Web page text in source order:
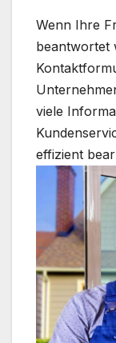
Wenn Ihre
beantwortet
viele
effizient